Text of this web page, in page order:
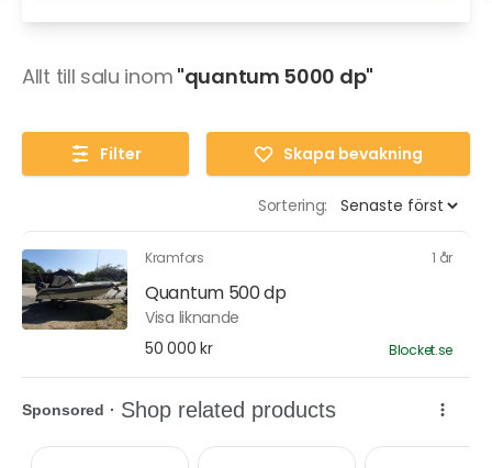
Allt till salu inom "quantum 5000 dp"
Filter Skapa bevakning
Sortering:
Kramfors 1 år
Quantum 500 dp
Visa liknande
50 000 kr
Blocket.se